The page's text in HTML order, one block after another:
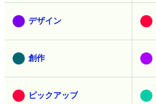
デザイン
創作
ピックアップ